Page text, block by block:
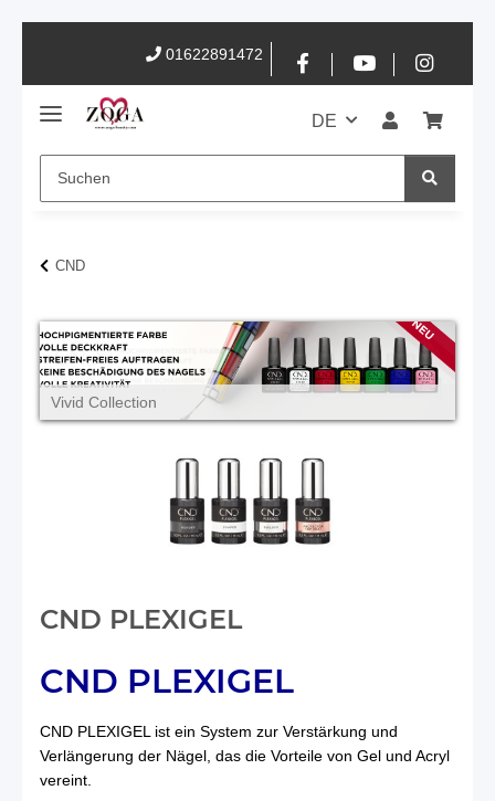
01622891472
DE
CND
Vivid Collection
CND PLEXIGEL
CND PLEXIGEL
CND PLEXIGEL ist ein System zur Verstärkung und
Verlängerung der Nägel, das die Vorteile von Gel und Acryl
vereint.